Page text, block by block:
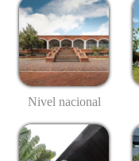
Nivel nacional